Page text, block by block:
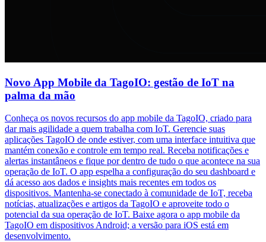
Novo App Mobile da TagoIO: gestão de IoT na
palma da mão
Conheça os novos recursos do app mobile da TagoIO, criado para
dar mais agilidade a quem trabalha com IoT. Gerencie suas
aplicações TagoIO de onde estiver, com uma interface intuitiva que
mantém conexão e controle em tempo real. Receba notificações e
alertas instantâneos e fique por dentro de tudo o que acontece na sua
operação de IoT. O app espelha a configuração do seu dashboard e
dá acesso aos dados e insights mais recentes em todos os
dispositivos. Mantenha-se conectado à comunidade de IoT, receba
notícias, atualizações e artigos da TagoIO e aproveite todo o
potencial da sua operação de IoT. Baixe agora o app mobile da
TagoIO em dispositivos Android; a versão para iOS está em
desenvolvimento.